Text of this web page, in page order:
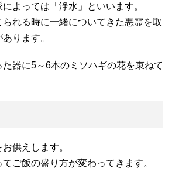
よっては「浄水」といいます。
れる時に一緒についてきた悪霊を取
ります。
器に5～6本のミソハギの花を束ねて
供えします。
ご飯の盛り方が変わってきます。